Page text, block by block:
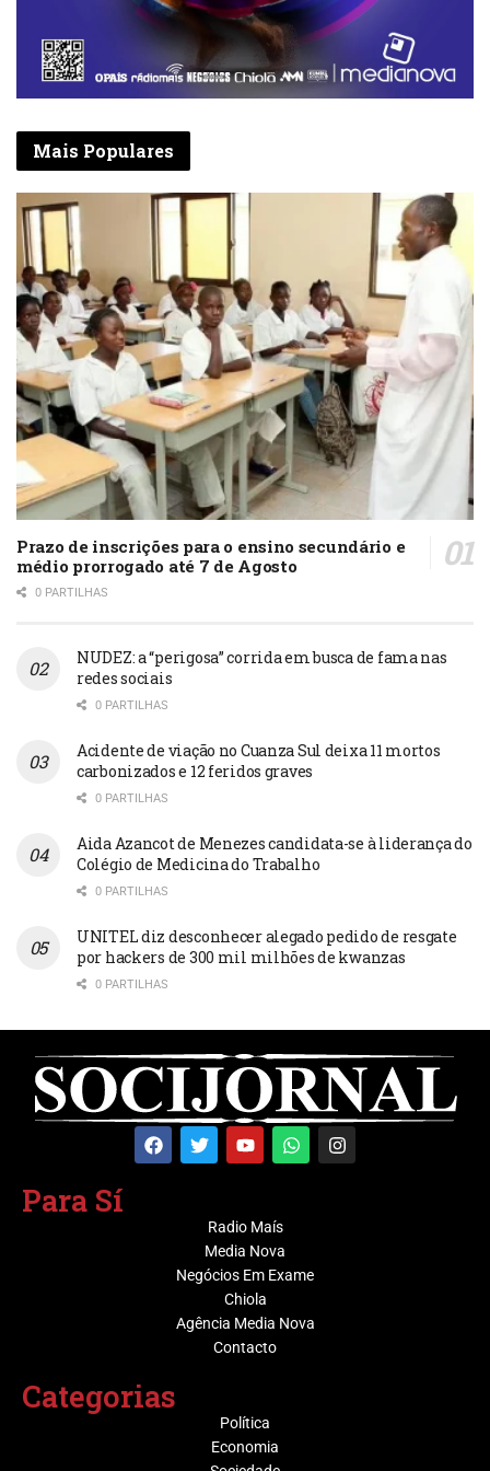
Mais Populares
Prazo de inscrições para o ensino secundário e
médio prorrogado até 7 de Agosto
0 PARTILHAS
NUDEZ: a “perigosa” corrida em busca de fama nas
redes sociais
0 PARTILHAS
Acidente de viação no Cuanza Sul deixa 11 mortos
carbonizados e 12 feridos graves
0 PARTILHAS
Aida Azancot de Menezes candidata-se à liderança do
Colégio de Medicina do Trabalho
0 PARTILHAS
UNITEL diz desconhecer alegado pedido de resgate
por hackers de 300 mil milhões de kwanzas
0 PARTILHAS
Para Sí
Radio Maís
Media Nova
Negócios Em Exame
Chiola
Agência Media Nova
Contacto
Categorias
Política
Economia